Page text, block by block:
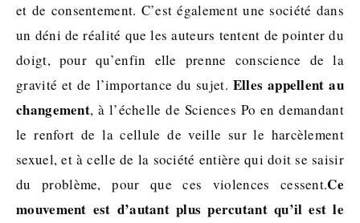
et de consentement. C’est également une société dans
un déni de réalité que les auteurs tentent de pointer du
doigt, pour qu’enfin elle prenne conscience de la
gravité et de l’importance du sujet. Elles appellent au
changement, à l’échelle de Sciences Po en demandant
le renfort de la cellule de veille sur le harcèlement
sexuel, et à celle de la société entière qui doit se saisir
du problème, pour que ces violences cessent.Ce
mouvement est d’autant plus percutant qu’il est le